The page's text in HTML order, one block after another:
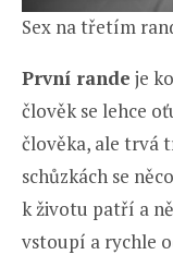
Sex na třetím
První rande je
člověk se lehce
člověka, ale trvá
schůzkách se
k životu patří a
vstoupí a rychle